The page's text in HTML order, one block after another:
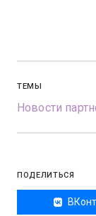
ТЕМЫ
Новости
ПОДЕЛИТЬСЯ